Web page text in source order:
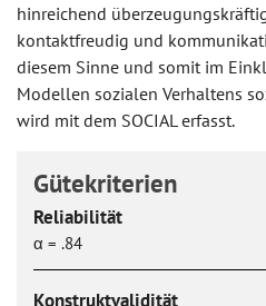
hinreichend
kontaktfreudig und
diesem Sinne und somit im
Modellen sozialen Verhaltens
wird mit dem SOCIAL erfasst.
Gütekriterien
Reliabilität
α = .84
Konstruktvalidität